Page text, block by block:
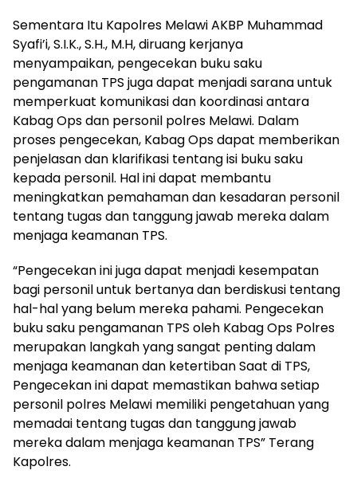
Sementara Itu Kapolres Melawi AKBP Muhammad
Syafi’i, S.I.K., S.H., M.H, diruang kerjanya
menyampaikan, pengecekan buku saku
pengamanan TPS juga dapat menjadi sarana untuk
memperkuat komunikasi dan koordinasi antara
Kabag Ops dan personil polres Melawi. Dalam
proses pengecekan, Kabag Ops dapat memberikan
penjelasan dan klarifikasi tentang isi buku saku
kepada personil. Hal ini dapat membantu
meningkatkan pemahaman dan kesadaran personil
tentang tugas dan tanggung jawab mereka dalam
menjaga keamanan TPS.
“Pengecekan ini juga dapat menjadi kesempatan
bagi personil untuk bertanya dan berdiskusi tentang
hal-hal yang belum mereka pahami. Pengecekan
buku saku pengamanan TPS oleh Kabag Ops Polres
merupakan langkah yang sangat penting dalam
menjaga keamanan dan ketertiban Saat di TPS,
Pengecekan ini dapat memastikan bahwa setiap
personil polres Melawi memiliki pengetahuan yang
memadai tentang tugas dan tanggung jawab
mereka dalam menjaga keamanan TPS” Terang
Kapolres.